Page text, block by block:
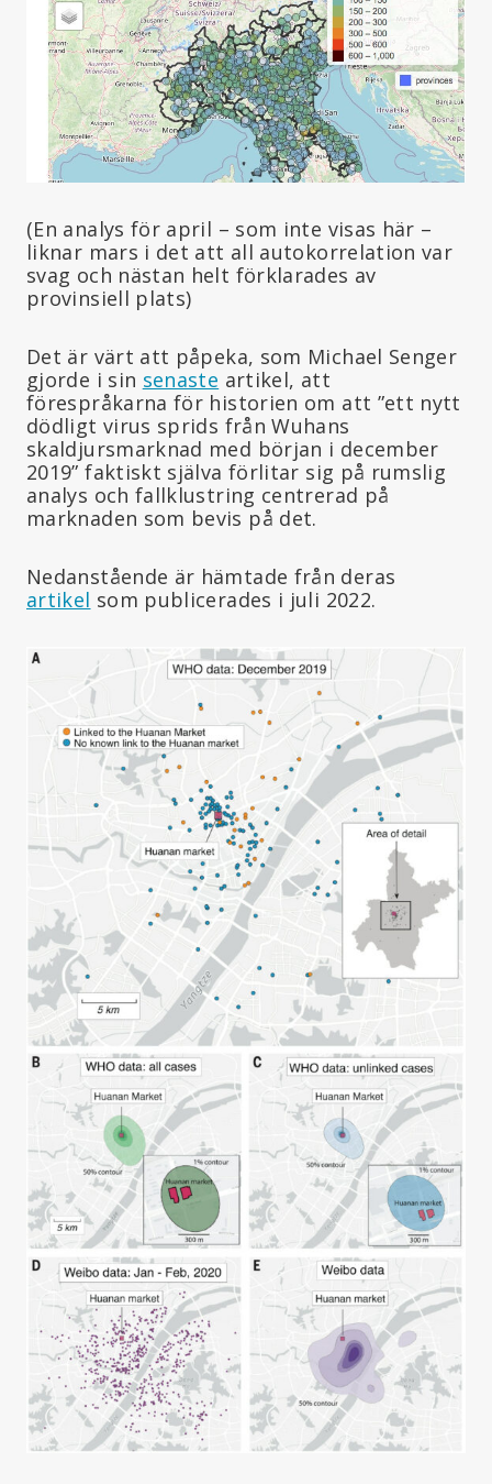
(En analys för april – som inte visas här –
liknar mars i det att all autokorrelation var
svag och nästan helt förklarades av
provinsiell plats)
Det är värt att påpeka, som Michael Senger
gjorde i sin senaste artikel, att
förespråkarna för historien om att ”ett nytt
dödligt virus sprids från Wuhans
skaldjursmarknad med början i december
2019” faktiskt själva förlitar sig på rumslig
analys och fallklustring centrerad på
marknaden som bevis på det.
Nedanstående är hämtade från deras
artikel som publicerades i juli 2022.